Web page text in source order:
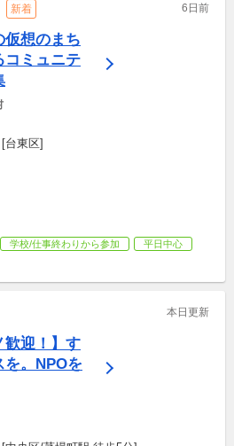
新着 6日前
仮想のまち
コミュニテ
台東区]
学校/仕事終わりから参加
平日中心
本日更新
歓迎！】す
。NPOを